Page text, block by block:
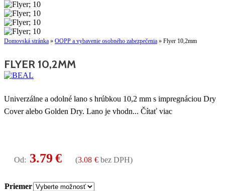
Domovská stránka » OOPP a vybavenie osobného zabezpečenia » Flyer 10,2mm
FLYER 10,2MM
Univerzálne a odolné lano s hrúbkou 10,2 mm s impregnáciou Dry
Cover alebo Golden Dry. Lano je vhodn... Čítať viac
Od: 3.79 € (3.08 € bez DPH)
Priemer